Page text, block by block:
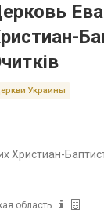
Украины
Христиан-
область